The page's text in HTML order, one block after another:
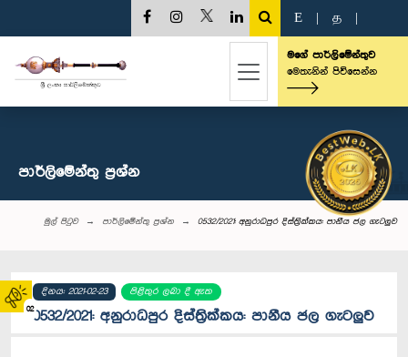
02
E த
මගේ පාර්ලිමේන්තුව
මෙතැනින් පිවිසෙන්න
පාර්ලි‌මේන්තු‌ ප්‍රශ්න
මුල් පිටුව පාර්ලි‌මේන්තු‌ ප්‍රශ්න 0532/2021: අනු‍රාධපුර දිස්ත්‍රික්කය: පානීය ජල ගැටලුව
දිනය: 2021-02-23 පිළිතුර ලබා දී ඇත
0532/2021: අනු‍රාධපුර දිස්ත්‍රික්කය: පානීය ජල ගැටලුව